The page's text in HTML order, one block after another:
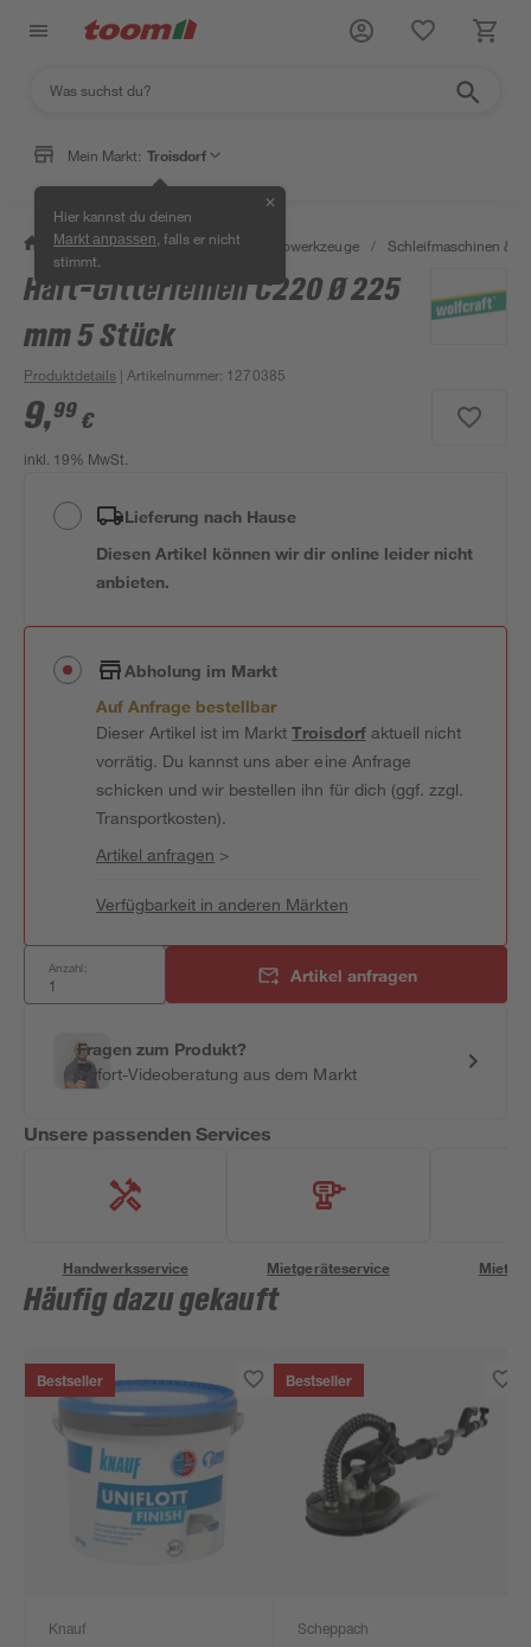
Mein Markt: Troisdorf
Hier kannst du deinen
Markt anpassen , falls er nicht
stimmt.
✕
/ Werkstatt & Maschinen / Elektrowerkzeuge / Schleifmaschinen &
Haft-Gitterleinen C220 Ø 225
mm 5 Stück
Produktdetails | Artikelnummer: 1270385
9,99 €
inkl. 19% MwSt.
Lieferung nach Hause
Diesen Artikel können wir dir online leider nicht
anbieten.
Abholung im Markt
Auf Anfrage bestellbar
Dieser Artikel ist im MarktTroisdorfaktuell nicht
vorrätig. Du kannst uns aber eine Anfrage
schicken und wir bestellen ihn für dich (ggf. zzgl.
Transportkosten).
Artikel anfragen >
Verfügbarkeit in anderen Märkten
Anzahl: Artikel anfragen
Fragen zum Produkt?
Sofort-Videoberatung aus dem Markt
Unsere passenden Services
Handwerksservice Mietgeräteservice
Häufig dazu gekauft
Bestseller
Knauf
Bestseller
Scheppach